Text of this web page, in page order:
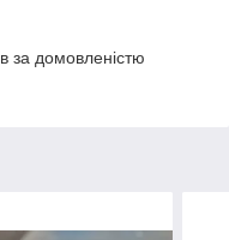
за домовленістю